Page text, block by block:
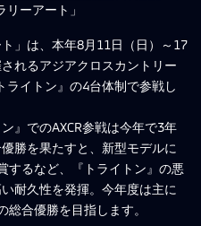
リーアート」
」は、本年8月11日（日）～17
れるアジアクロスカントリー
ライトン』の4台体制で参戦し
』でのAXCR参戦は今年で3年
勝を果たすと、新型モデルに
するなど、『トライトン』の悪
耐久性を発揮。今年度は主に
合優勝を目指します。